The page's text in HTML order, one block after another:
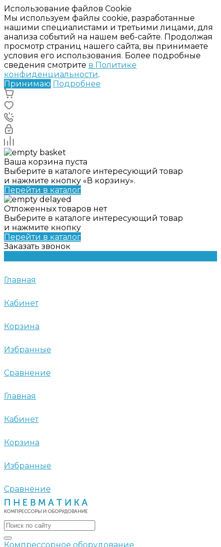
Использование файлов Cookie
Мы используем файлы cookie, разработанные
нашими специалистами и третьими лицами, для
анализа событий на нашем веб-сайте. Продолжая
просмотр страниц нашего сайта, вы принимаете
условия его использования. Более подробные
сведения смотрите в Политике
конфиденциальности.
Принимаю Подробнее
Ваша корзина пуста
Выберите в каталоге интересующий товар
и нажмите кнопку «В корзину».
Перейти в каталог
Отложенных товаров нет
Выберите в каталоге интересующий товар
и нажмите кнопку
Перейти в каталог
Заказать звонок
Главная
Кабинет
Корзина
Избранные
Сравнение
Главная
Кабинет
Корзина
Избранные
Сравнение
Компрессорное оборудование